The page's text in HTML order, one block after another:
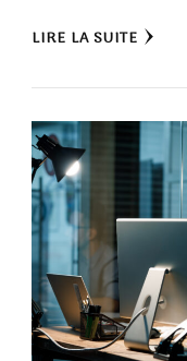
LIRE LA SUITE